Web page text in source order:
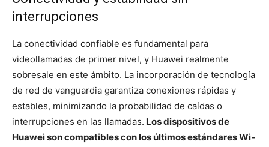
interrupciones
La conectividad confiable es fundamental para
videollamadas de primer nivel, y Huawei realmente
sobresale en este ámbito. La incorporación de tecnología
de red de vanguardia garantiza conexiones rápidas y
estables, minimizando la probabilidad de caídas o
interrupciones en las llamadas. Los dispositivos de
Huawei son compatibles con los últimos estándares Wi-